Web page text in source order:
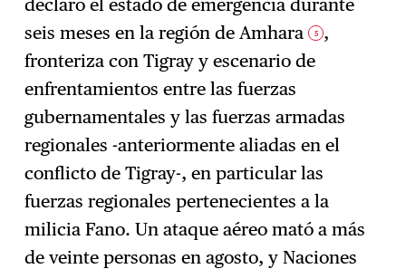
seis meses en la región de Amhara 5 ,
fronteriza con Tigray y escenario de
enfrentamientos entre las fuerzas
gubernamentales y las fuerzas armadas
regionales -anteriormente aliadas en el
conflicto de Tigray-, en particular las
fuerzas regionales pertenecientes a la
milicia Fano. Un ataque aéreo mató a más
de veinte personas en agosto, y Naciones